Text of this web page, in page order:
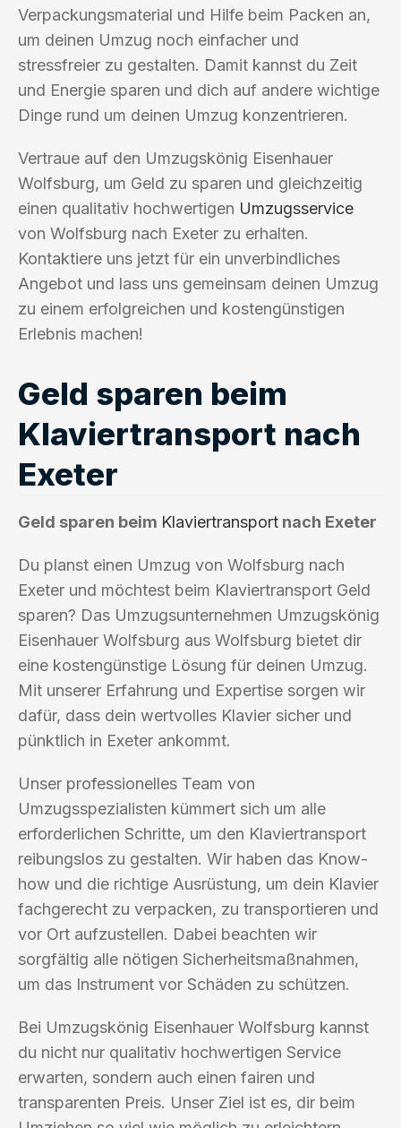
Verpackungsmaterial und Hilfe beim Packen an,
um deinen Umzug noch einfacher und
stressfreier zu gestalten. Damit kannst du Zeit
und Energie sparen und dich auf andere wichtige
Dinge rund um deinen Umzug konzentrieren.
Vertraue auf den Umzugskönig Eisenhauer
Wolfsburg, um Geld zu sparen und gleichzeitig
einen qualitativ hochwertigen Umzugsservice
von Wolfsburg nach Exeter zu erhalten.
Kontaktiere uns jetzt für ein unverbindliches
Angebot und lass uns gemeinsam deinen Umzug
zu einem erfolgreichen und kostengünstigen
Erlebnis machen!
Geld sparen beim
Klaviertransport nach
Exeter
Geld sparen beim Klaviertransport nach Exeter
Du planst einen Umzug von Wolfsburg nach
Exeter und möchtest beim Klaviertransport Geld
sparen? Das Umzugsunternehmen Umzugskönig
Eisenhauer Wolfsburg aus Wolfsburg bietet dir
eine kostengünstige Lösung für deinen Umzug.
Mit unserer Erfahrung und Expertise sorgen wir
dafür, dass dein wertvolles Klavier sicher und
pünktlich in Exeter ankommt.
Unser professionelles Team von
Umzugsspezialisten kümmert sich um alle
erforderlichen Schritte, um den Klaviertransport
reibungslos zu gestalten. Wir haben das Know-
how und die richtige Ausrüstung, um dein Klavier
fachgerecht zu verpacken, zu transportieren und
vor Ort aufzustellen. Dabei beachten wir
sorgfältig alle nötigen Sicherheitsmaßnahmen,
um das Instrument vor Schäden zu schützen.
Bei Umzugskönig Eisenhauer Wolfsburg kannst
du nicht nur qualitativ hochwertigen Service
erwarten, sondern auch einen fairen und
transparenten Preis. Unser Ziel ist es, dir beim